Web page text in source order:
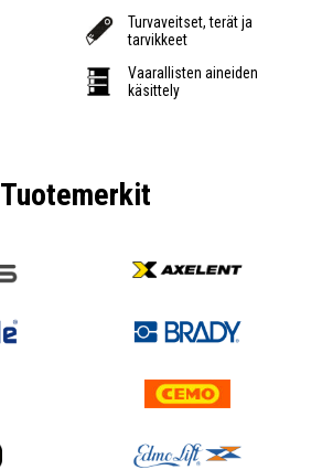
Turvaveitset, terät ja
tarvikkeet
Vaarallisten aineiden
käsittely
Tuotemerkit